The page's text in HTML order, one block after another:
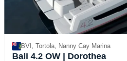
BVI, Tortola, Nanny Cay Marina
Bali 4.2 OW | Dorothea